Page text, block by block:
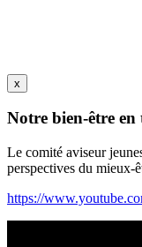
x
Notre bien-être en
Le comité aviseur
perspectives du mieux-
https://